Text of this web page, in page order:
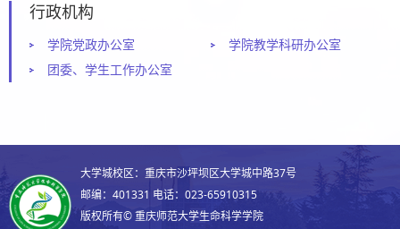
行政机构
学院党政办公室
学院教学科研办公室
团委、学生工作办公室
大学城校区：重庆市沙坪坝区大学城中路37号
邮编： 401331 电话： 023-65910315
版权所有© 重庆师范大学生命科学学院